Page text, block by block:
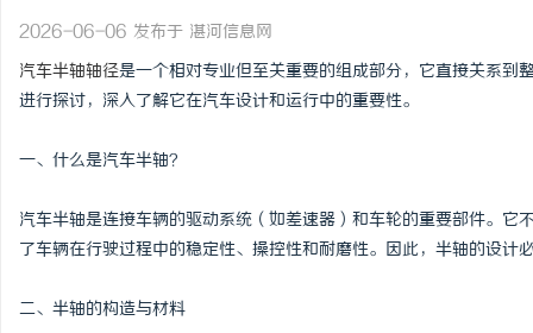
2026-06-06 发布于 湛河信息网
汽车半轴轴径是一个相对专业但至关重要的组成部分，它直接关系到
进行探讨，深入了解它在汽车设计和运行中的重要性。
一、什么是汽车半轴？
汽车半轴是连接车辆的驱动系统（如差速器）和车轮的重要部件。
了车辆在行驶过程中的稳定性、操控性和耐磨性。因此，半轴的设计
二、半轴的构造与材料